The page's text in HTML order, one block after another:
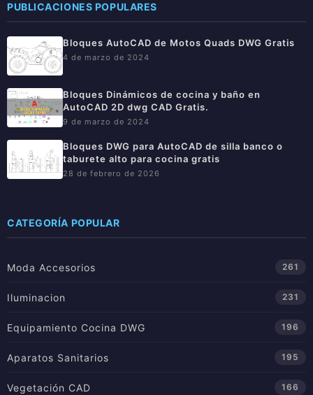
PUBLICACIONES POPULARES
Bloques AutoCAD de Motos Quads DWG Gratis
4 de marzo de 2024
Bloques Dinámicos de cocina y baño en
AutoCAD 2D dwg CAD Gratis.
9 de marzo de 2024
Bloques DWG para AutoCAD de silla banco o
taburete alto para cocina gratis
28 de febrero de 2026
CATEGORÍA POPULAR
Moda Accesorios 261
Iluminacion 231
Equipamiento Cocina DWG 196
Aparatos Sanitarios 195
Vegetación CAD 166